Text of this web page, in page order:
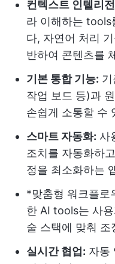
컨텍스트 인텔리
라 이해하는
다, 자연어 처리
반하여 콘텐츠를
기본 통합 기능:
작업 보드 등)과
손쉽게 소통할 수
스마트 자동화: 사
조치를 자동화하
정을 최소화하는
*맞춤형 워크플로
한 AI tools는 사
술 스택에 맞춰
실시간 협업: 자동